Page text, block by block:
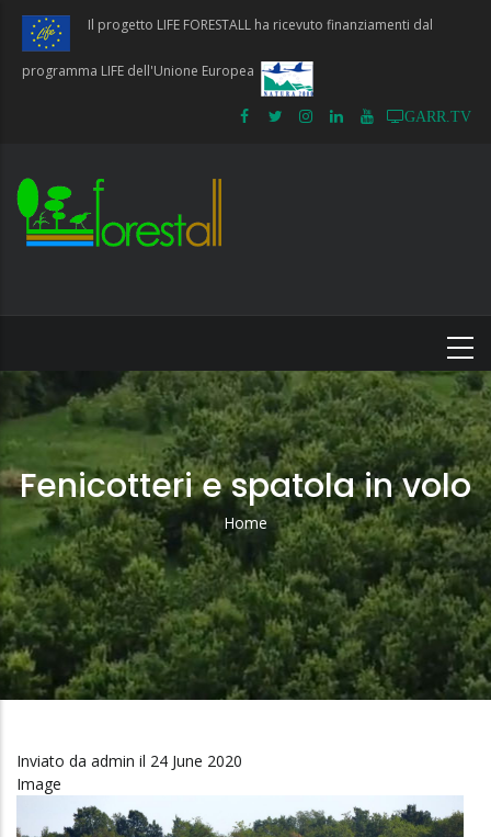
Salta
contenuto
principale
Il progetto LIFE FORESTALL ha ricevuto finanziamenti dal
programma LIFE dell'Unione Europea
GARR.TV
Fenicotteri e spatola in volo
Briciole
Di
Pane
Home
Inviato da admin il 24 June 2020
Image